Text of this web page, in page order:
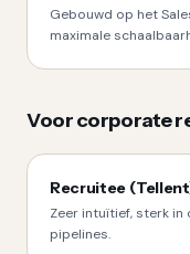
Gebouwd op het
maximale
Voor corporate
Recruitee
Zeer intuïtief, sterk in
pipelines.